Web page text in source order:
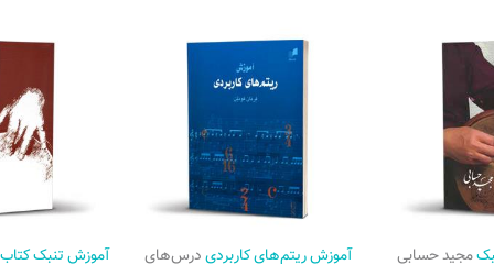
مجید حسابی آموزش ریتم‌های کاربردیدرس‌های
آموزش تنبک